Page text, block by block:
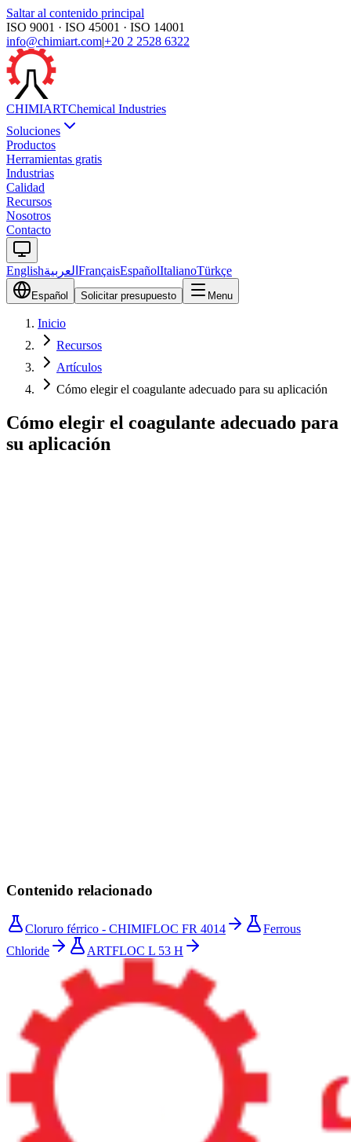
Saltar al contenido principal
ISO 9001 · ISO 45001 · ISO 14001
info@chimiart.com|+20 2 2528 6322
CHIMIARTChemical Industries
Soluciones
Productos
Herramientas gratis
Industrias
Calidad
Recursos
Nosotros
Contacto
Englishالعربية FrançaisEspañolItalianoTürkçe
Español Solicitar presupuesto Menu
Inicio
Recursos
Artículos
Cómo elegir el coagulante adecuado para su aplicación
Cómo elegir el coagulante adecuado para
su aplicación
Contenido relacionado
Cloruro férrico - CHIMIFLOC FR 4014
Ferrous
Chloride
ARTFLOC L 53 H